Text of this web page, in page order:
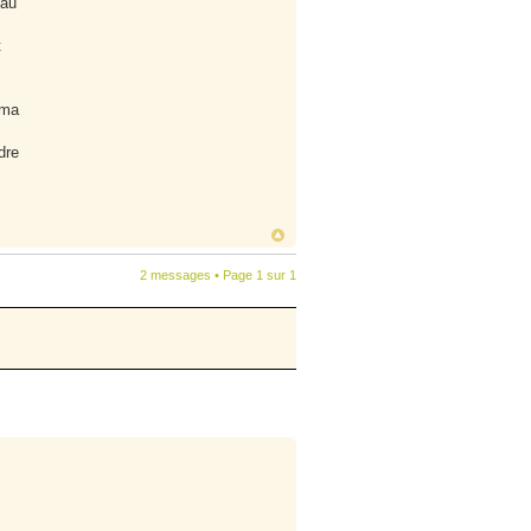
2 messages • Page 1 sur 1